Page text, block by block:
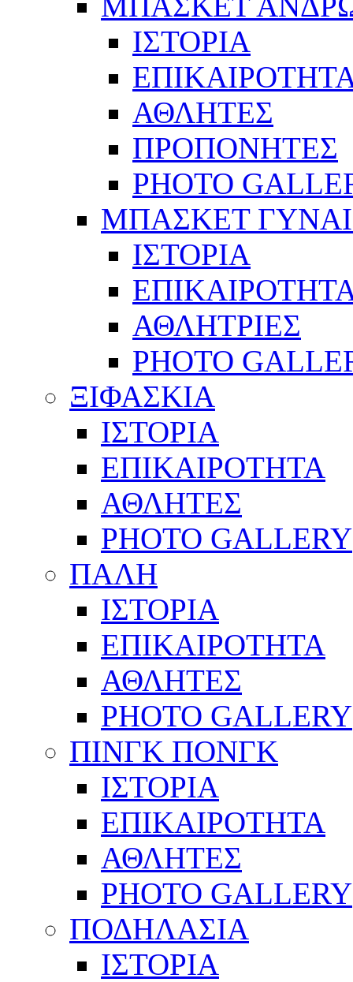
ΙΣΤΟΡΙΑ
ΑΘΛΗΤΕΣ
ΠΡΟΠΟΝΗΤΕΣ
PHOTO
ΜΠΑΣΚΕΤ
ΙΣΤΟΡΙΑ
ΑΘΛΗΤΡΙΕΣ
PHOTO
ΞΙΦΑΣΚΙΑ
ΙΣΤΟΡΙΑ
ΕΠΙΚΑΙΡΟΤΗΤΑ
ΑΘΛΗΤΕΣ
PHOTO GALLERY
ΠΑΛΗ
ΙΣΤΟΡΙΑ
ΕΠΙΚΑΙΡΟΤΗΤΑ
ΑΘΛΗΤΕΣ
PHOTO GALLERY
ΠΙΝΓΚ ΠΟΝΓΚ
ΙΣΤΟΡΙΑ
ΕΠΙΚΑΙΡΟΤΗΤΑ
ΑΘΛΗΤΕΣ
PHOTO GALLERY
ΠΟΔΗΛΑΣΙΑ
ΙΣΤΟΡΙΑ